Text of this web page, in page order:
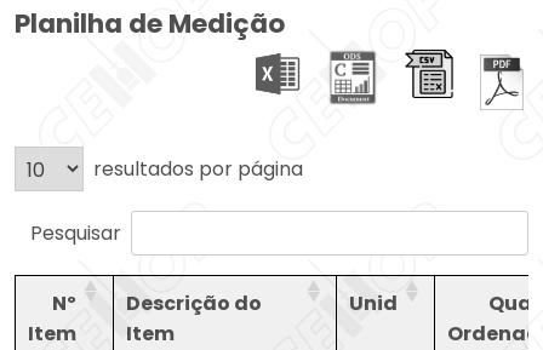
Planilha de Medição
resultados por página
Pesquisar
Nº
Item
Descrição do
Item
Unid